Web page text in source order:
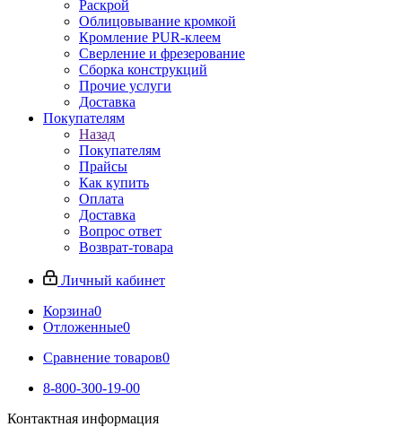
Раскрой
Облицовывание кромкой
Кромление PUR-клеем
Сверление и фрезерование
Сборка конструкций
Прочие услуги
Доставка
Покупателям
Назад
Покупателям
Прайсы
Как купить
Оплата
Доставка
Вопрос ответ
Возврат-товара
Личный кабинет
Корзина0
Отложенные0
Сравнение товаров0
8-800-300-19-00
Контактная информация